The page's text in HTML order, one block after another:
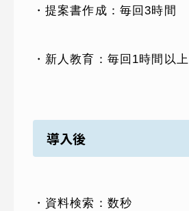
・提案書作成：毎回3時間
・新人教育：毎回1時間以上
導入後
・資料検索：数秒